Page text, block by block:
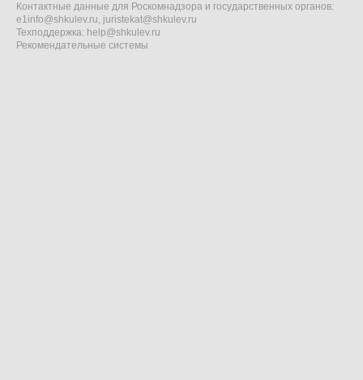
Контактные данные для Роскомнадзора и государственных органов:
e1info@shkulev.ru, juristekat@shkulev.ru
Техподдержка: help@shkulev.ru
Рекомендательные системы